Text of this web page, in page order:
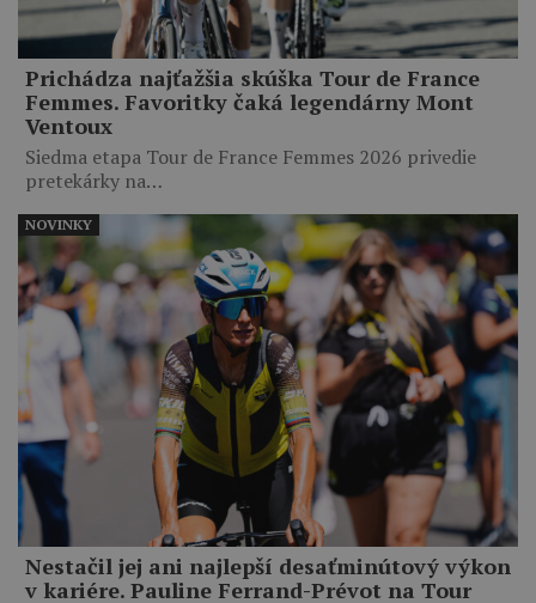
Prichádza najťažšia skúška Tour de France
Femmes. Favoritky čaká legendárny Mont
Ventoux
Siedma etapa Tour de France Femmes 2026 privedie
pretekárky na…
Nestačil jej ani najlepší desaťminútový výkon
v kariére. Pauline Ferrand-Prévot na Tour
NOVINKY